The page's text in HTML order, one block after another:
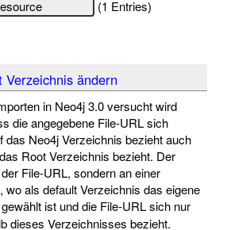
(1 Entries)
ändern
in Neo4j 3.0 versucht wird
die angegebene File-URL sich
das Neo4j Verzeichnis bezieht auch
Root Verzeichnis bezieht. Der
File-URL, sondern an einer
wo als default Verzeichnis das eigene
ist und die File-URL sich nur
dieses Verzeichnisses bezieht.